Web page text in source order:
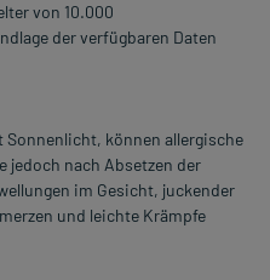
von 10.000
der verfügbaren Daten
Sonnenlicht, können allergische
jedoch nach Absetzen der
im Gesicht, juckender
und leichte Krämpfe